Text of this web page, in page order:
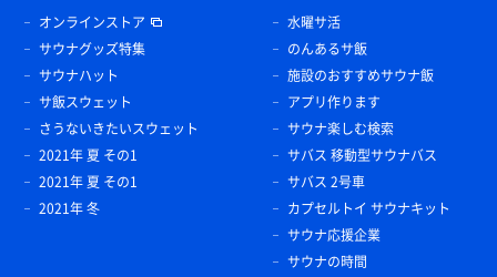
オンラインストア
サウナグッズ特集
サウナハット
サ飯スウェット
さうないきたいスウェット
2021年 夏 その1
2021年 夏 その1
2021年 冬
水曜サ活
のんあるサ飯
施設のおすすめサウナ飯
アプリ作ります
サウナ楽しむ検索
サバス 移動型サウナバス
サバス 2号車
カプセルトイ サウナキット
サウナ応援企業
サウナの時間